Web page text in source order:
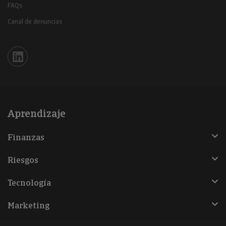
FAQs
Canal de denuncias
Iberinform en Linkedin
Aprendizaje
Finanzas
Riesgos
Tecnología
Marketing